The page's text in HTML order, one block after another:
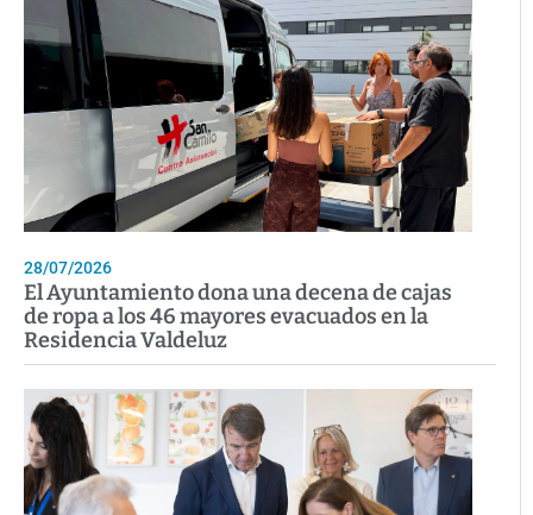
28/07/2026
El Ayuntamiento dona una decena de cajas
de ropa a los 46 mayores evacuados en la
Residencia Valdeluz